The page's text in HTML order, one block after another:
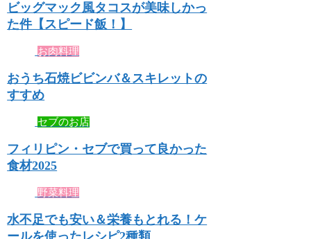
ビッグマック風タコスが美味しかっ
た件【スピード飯！】
お肉料理
おうち石焼ビビンバ＆スキレットの
すすめ
セブのお店
フィリピン・セブで買って良かった
食材2025
野菜料理
水不足でも安い＆栄養もとれる！ケ